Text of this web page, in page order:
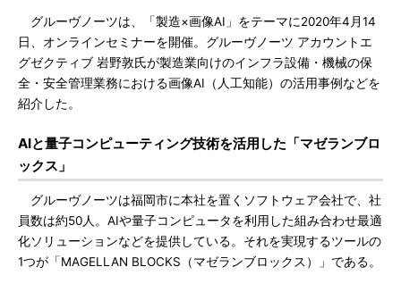
グルーヴノーツは、「製造×画像AI」をテーマに2020年4月14
日、オンラインセミナーを開催。グルーヴノーツ アカウントエ
グゼクティブ 岩野敦氏が製造業向けのインフラ設備・機械の保
全・安全管理業務における画像AI（人工知能）の活用事例などを
紹介した。
AIと量子コンピューティング技術を活用した「マゼランブロ
ックス」
グルーヴノーツは福岡市に本社を置くソフトウェア会社で、社
員数は約50人。AIや量子コンピュータを利用した組み合わせ最適
化ソリューションなどを提供している。それを実現するツールの
1つが「MAGELLAN BLOCKS（マゼランブロックス）」である。